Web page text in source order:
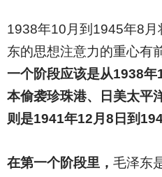
1938年10月到1945年8月
东的思想注意力的重心有
一个阶段应该是从1938
本偷袭珍珠港、日美太平
则是1941年12月8日到
在第一个阶段里， 毛泽东